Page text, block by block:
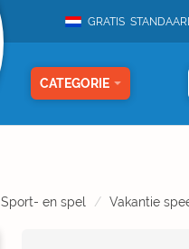
GRATIS
CATEGORIE
Sport- en spel Vakantie